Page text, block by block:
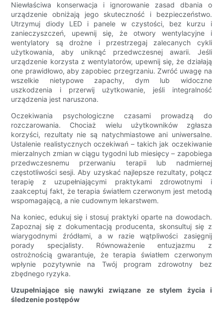
Niewłaściwa konserwacja i ignorowanie zasad dbania o
urządzenie obniżają jego skuteczność i bezpieczeństwo.
Utrzymuj diody LED i panele w czystości, bez kurzu i
zanieczyszczeń, upewnij się, że otwory wentylacyjne i
wentylatory są drożne i przestrzegaj zalecanych cykli
użytkowania, aby uniknąć przedwczesnej awarii. Jeśli
urządzenie korzysta z wentylatorów, upewnij się, że działają
one prawidłowo, aby zapobiec przegrzaniu. Zwróć uwagę na
wszelkie nietypowe zapachy, dym lub widoczne
uszkodzenia i przerwij użytkowanie, jeśli integralność
urządzenia jest naruszona.
Oczekiwania psychologiczne czasami prowadzą do
rozczarowania. Chociaż wielu użytkowników zgłasza
korzyści, rezultaty nie są natychmiastowe ani uniwersalne.
Ustalenie realistycznych oczekiwań – takich jak oczekiwanie
mierzalnych zmian w ciągu tygodni lub miesięcy – zapobiega
przedwczesnemu przerwaniu terapii lub nadmiernej
częstotliwości sesji. Aby uzyskać najlepsze rezultaty, połącz
terapię z uzupełniającymi praktykami zdrowotnymi i
zaakceptuj fakt, że terapia światłem czerwonym jest metodą
wspomagającą, a nie cudownym lekarstwem.
Na koniec, edukuj się i stosuj praktyki oparte na dowodach.
Zapoznaj się z dokumentacją producenta, skonsultuj się z
wiarygodnymi źródłami, a w razie wątpliwości zasięgnij
porady specjalisty. Równoważenie entuzjazmu z
ostrożnością gwarantuje, że terapia światłem czerwonym
wpłynie pozytywnie na Twój program zdrowotny bez
zbędnego ryzyka.
Uzupełniające się nawyki związane ze stylem życia i
śledzenie postępów